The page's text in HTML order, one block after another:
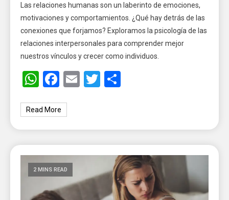
Las relaciones humanas son un laberinto de emociones,
motivaciones y comportamientos. ¿Qué hay detrás de las
conexiones que forjamos? Exploramos la psicología de las
relaciones interpersonales para comprender mejor
nuestros vínculos y crecer como individuos.
WhatsApp
Facebook
EmailTwitter
Read More
2 MINS READ